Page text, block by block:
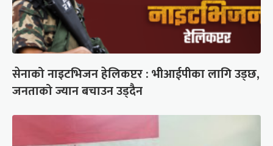
सेनाको नाइटभिजन हेलिकप्टर : भीआईपीका लागि उड्छ,
जनताको ज्यान बचाउन उड्दैन